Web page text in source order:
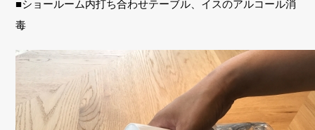
■ショールーム内打ち合わせテーブル、イスのアルコール消
毒